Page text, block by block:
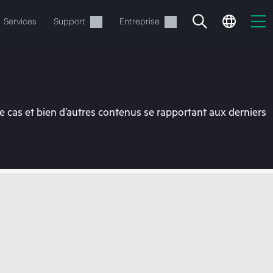
Services Support Entreprise
et bien d’autres contenus se rapportant aux derniers